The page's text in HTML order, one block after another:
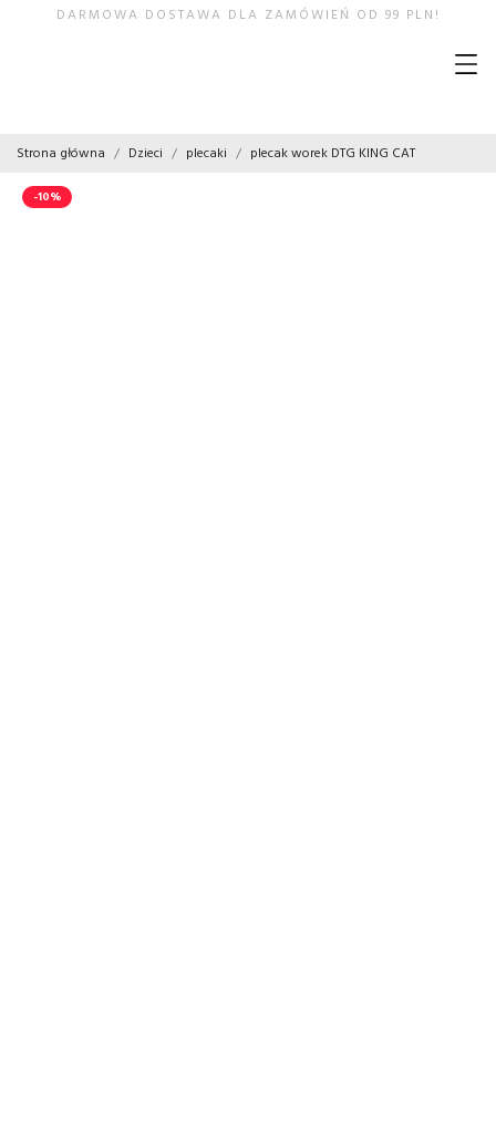
DARMOWA DOSTAWA DLA ZAMÓWIEŃ OD 99 PLN!
Strona główna Dzieci plecaki plecak worek DTG KING CAT
-10%